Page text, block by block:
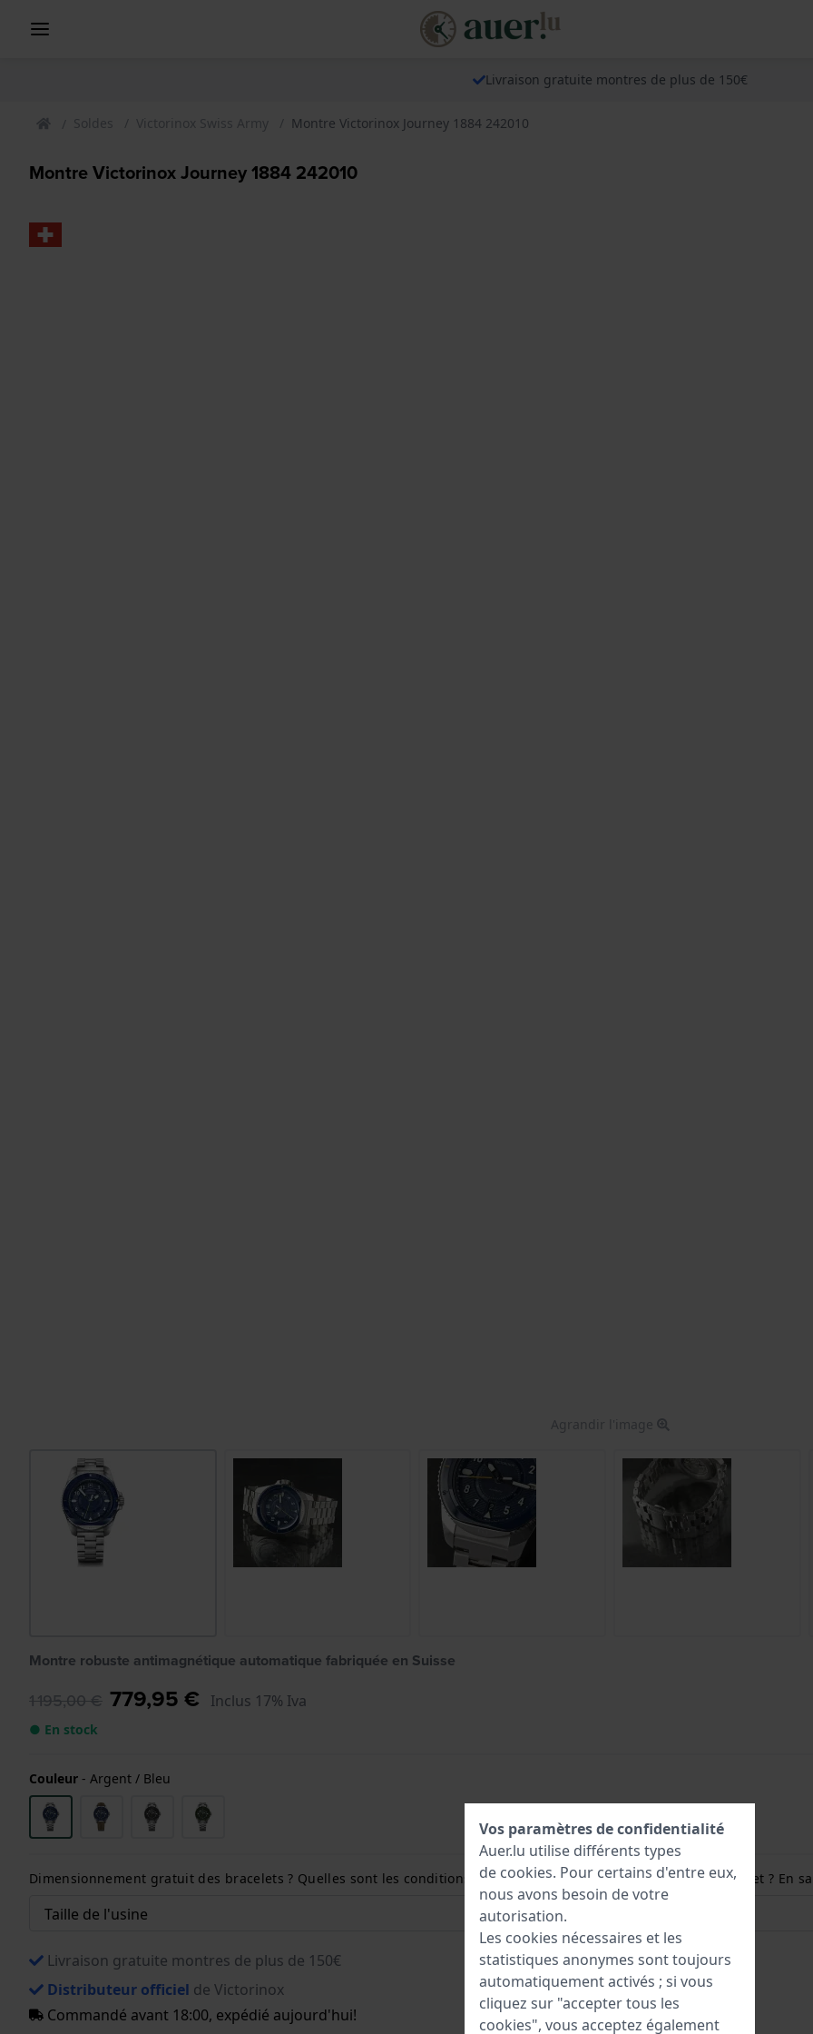
Livraison gratuite montres de plus de 150€
Soldes Victorinox Swiss Army Montre Victorinox Journey 1884 242010
Montre Victorinox Journey 1884 242010
Agrandir l'image
Montre robuste antimagnétique automatique fabriquée en Suisse
1 195,00 € 779,95 € Inclus 17% Iva
● En stock
Couleur - Argent / Bleu
Dimensionnement gratuit des bracelets ? Quelles sont les conditions et comment mesurer la taille de mon poignet ? En
Livraison gratuite montres de plus de 150€
Distributeur officiel de Victorinox
Commandé avant 18:00, expédié aujourd'hui!
Vos paramètres de confidentialité
Auer.lu utilise différents types
de cookies. Pour certains d'entre eux,
nous avons besoin de votre
autorisation.
Les cookies nécessaires et les
statistiques anonymes sont toujours
automatiquement activés ; si vous
cliquez sur "accepter tous les
cookies", vous acceptez également